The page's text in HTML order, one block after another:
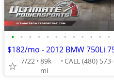
• • • • • • • • • • • •
7/22 89k
mi